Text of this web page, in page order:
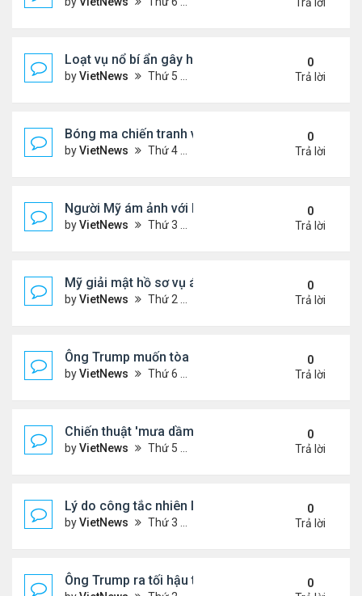
Loạt vụ nổ bí ẩn gây hoang mang ở Iran
byVietNews Thứ 5 Tháng 7 24, 2025 3:50 pm
0
Trả lời
Bóng ma chiến tranh với Israel ám ảnh người Iran
byVietNews Thứ 4 Tháng 7 23, 2025 5:32 pm
0
Trả lời
Người Mỹ ám ảnh với hồ sơ Epstein
byVietNews Thứ 3 Tháng 7 22, 2025 5:08 pm
0
Trả lời
Mỹ giải mật hồ sơ vụ ám sát Martin Luther King Jr.
byVietNews Thứ 2 Tháng 7 21, 2025 5:36 pm
0
Trả lời
Ông Trump muốn tòa cho phép công bố hồ sơ về
byVietNews Thứ 6 Tháng 7 18, 2025 3:50 pm
0
Trả lời
Chiến thuật 'mưa dầm' của châu Âu đẩy ông
byVietNews Thứ 5 Tháng 7 17, 2025 9:34 am
0
Trả lời
Lý do công tắc nhiên liệu máy bay nằm ở vị trí dễ
byVietNews Thứ 3 Tháng 7 15, 2025 5:56 pm
0
Trả lời
Ông Trump ra tối hậu thư với Nga
0